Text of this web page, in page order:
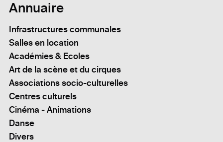
Annuaire
Infrastructures communales
Salles en location
Académies & Ecoles
Art de la scène et du cirques
Associations socio-culturelles
Centres culturels
Cinéma - Animations
Danse
Divers